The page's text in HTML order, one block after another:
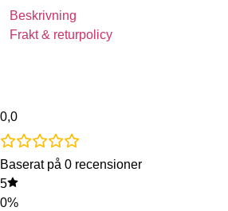
Beskrivning
Frakt & returpolicy
0,0
Baserat på 0 recensioner
5
0%